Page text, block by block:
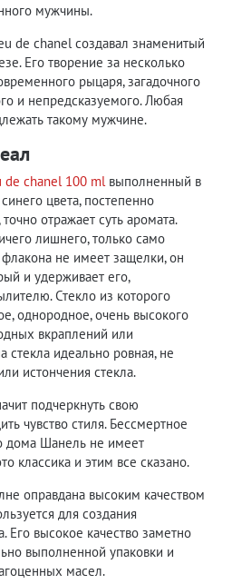
мужчины.
de chanel создавал знаменитый
Его творение за несколько
рыцаря, загадочного
и непредсказуемого. Любая
такому мужчине.
de chanel 100 mlвыполненный в
цвета, постепенно
отражает суть аромата.
лишнего, только само
не имеет защелки, он
и удерживает его,
Стекло из которого
однородное, очень высокого
вкраплений или
стекла идеально ровная, не
истончения стекла.
подчеркнуть свою
чувство стиля. Бессмертное
дома Шанель не имеет
классика и этим все сказано.
оправдана высоким качеством
для создания
высокое качество заметно
выполненной упаковки и
масел.